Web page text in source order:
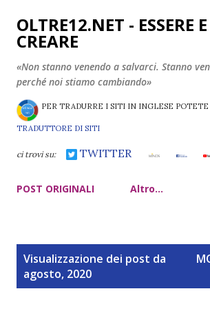
Passa ai contenuti
OLTRE12.NET - ESSERE E
CREARE
«Non stanno venendo a salvarci. Stanno
perché noi stiamo cambiando»
PER TRADURRE I SITI IN INGLESE
TRADUTTORE DI SITI
ci trovi su: TWITTER
POST ORIGINALI Altro…
Visualizzazione dei post da
agosto, 2020